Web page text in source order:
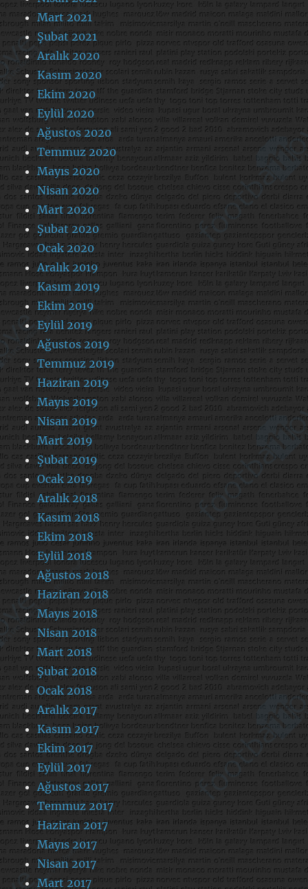
Mart 2021
Şubat 2021
Aralık 2020
Kasım 2020
Ekim 2020
Eylül 2020
Ağustos 2020
Temmuz 2020
Mayıs 2020
Nisan 2020
Mart 2020
Şubat 2020
Ocak 2020
Aralık 2019
Kasım 2019
Ekim 2019
Eylül 2019
Ağustos 2019
Temmuz 2019
Haziran 2019
Mayıs 2019
Nisan 2019
Mart 2019
Şubat 2019
Ocak 2019
Aralık 2018
Kasım 2018
Ekim 2018
Eylül 2018
Ağustos 2018
Haziran 2018
Mayıs 2018
Nisan 2018
Mart 2018
Şubat 2018
Ocak 2018
Aralık 2017
Kasım 2017
Ekim 2017
Eylül 2017
Ağustos 2017
Temmuz 2017
Haziran 2017
Mayıs 2017
Nisan 2017
Mart 2017